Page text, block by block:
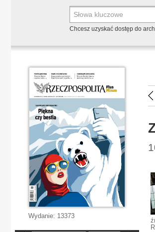
Chcesz uzyskać dostęp do
Wydanie: 13373